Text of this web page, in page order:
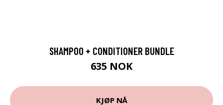
SHAMPOO + CONDITIONER BUNDLE
635 NOK
KJØP NÅ